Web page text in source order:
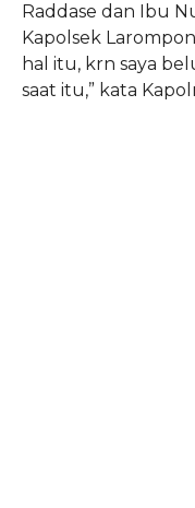
Raddase dan Ibu
Kapolsek
hal itu, krn saya
saat itu,” kata